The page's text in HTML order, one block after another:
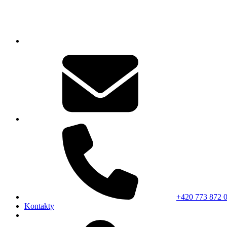
+420 773 872
Kontakty